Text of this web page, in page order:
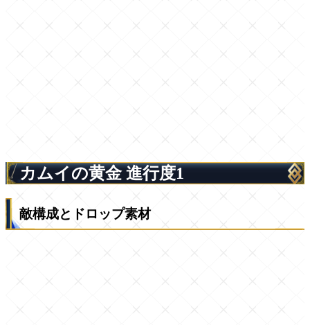
カムイの黄金 進行度1
敵構成とドロップ素材